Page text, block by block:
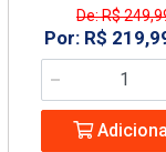
De: R$
Por: R$